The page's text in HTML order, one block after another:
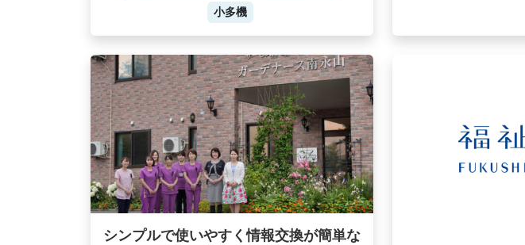
小多機
シンプルで使いやすく情報交換が簡単な